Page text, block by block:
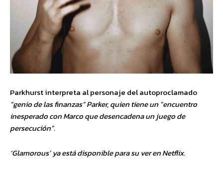
Parkhurst interpreta al personaje del autoproclamado
“genio de las finanzas” Parker, quien tiene un “encuentro
inesperado con Marco que desencadena un juego de
persecución”.
‘Glamorous’ ya está disponible para su ver en Netflix.